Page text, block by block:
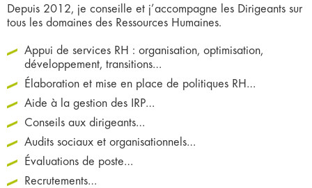
Depuis 2012, je conseille et j’accompagne les Dirigeants sur
tous les domaines des Ressources Humaines.
Appui de services RH : organisation, optimisation,
développement, transitions…
Élaboration et mise en place de politiques RH…
Aide à la gestion des IRP…
Conseils aux dirigeants…
Audits sociaux et organisationnels…
Évaluations de poste…
Recrutements…